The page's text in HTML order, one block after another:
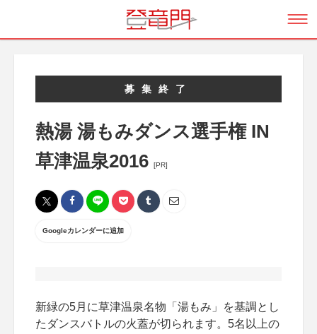
募集終了
熱湯 湯もみダンス選手権 IN
草津温泉2016
[PR]
Googleカレンダーに追加
新緑の5月に草津温泉名物「湯もみ」を基調とし
たダンスバトルの火蓋が切られます。5名以上の